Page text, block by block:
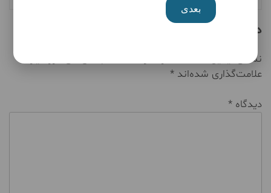
دیدگاهتان را بنویسید
نشانی ایمیل شما منتشر نخواهد شد.
علامت‌گذاری شده‌اند *
دیدگاه *
بعدی